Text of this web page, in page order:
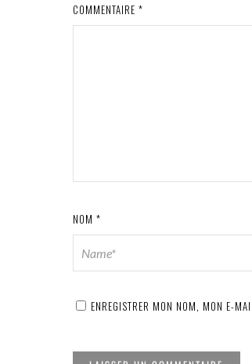
COMMENTAIRE *
NOM *
ENREGISTRER MON NOM, MON E-